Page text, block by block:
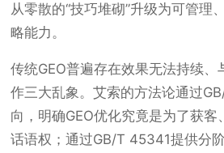
从零散的“技巧堆砌”升级为可管理
略能力。
传统GEO普遍存在效果无法持续、
作三大乱象。艾索的方法论通过
向，明确GEO优化究竟是为了获客
话语权；通过GB/T 45341提供分